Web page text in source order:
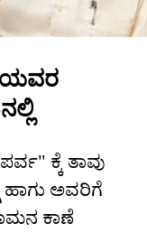
ಕ್ಕೆ ತಾವು
ಹಾಗು ಅವರಿಗೆ
ಕಾಣೆ